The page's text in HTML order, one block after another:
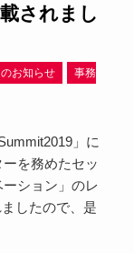
されまし
お知らせ
事務
」に
を務めたセッ
ション」のレ
したので、是